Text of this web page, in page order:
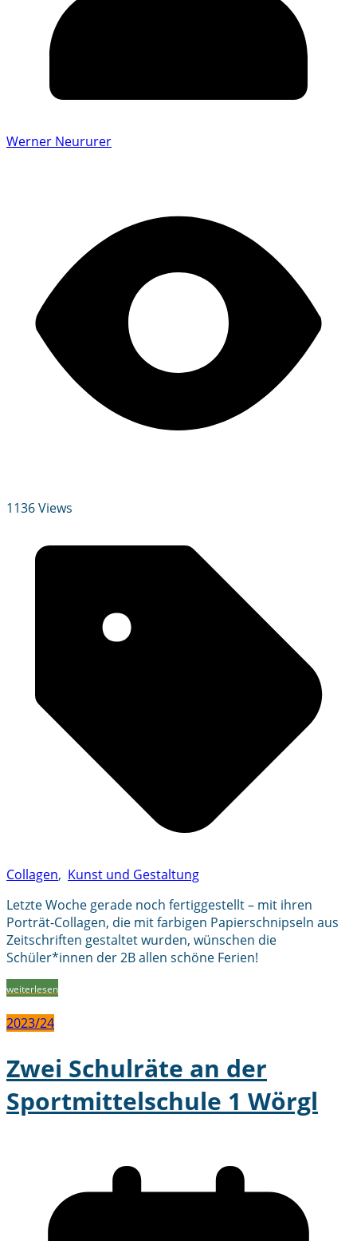
Werner Neururer
1136 Views
Collagen, Kunst und Gestaltung
Letzte Woche gerade noch fertiggestellt – mit ihren
Porträt-Collagen, die mit farbigen Papierschnipseln aus
Zeitschriften gestaltet wurden, wünschen die
Schüler*innen der 2B allen schöne Ferien!
weiterlesen
2023/24
Zwei Schulräte an der
Sportmittelschule 1 Wörgl